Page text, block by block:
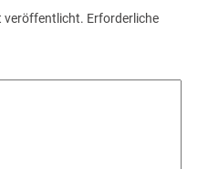
veröffentlicht. Erforderliche